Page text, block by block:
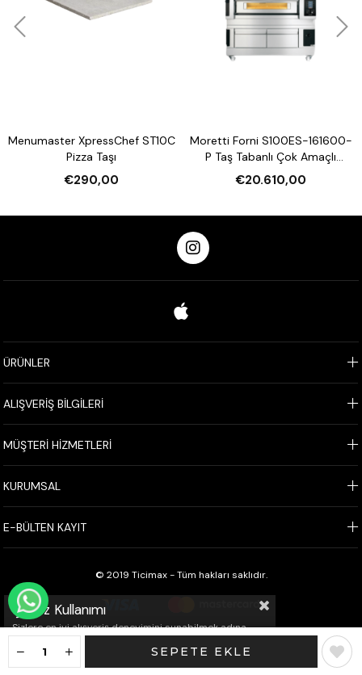
Menumaster XpressChef ST10C
Pizza Taşı
€290,00
Moretti Forni S100ES-161600-
P Taş Tabanlı Çok Amaçlı
Elektrikli Katlı Fırın (Buharlı,
Mayalandırmalı)
€20.610,00
ÜRÜNLER
ALIŞVERİŞ BİLGİLERİ
MÜŞTERİ HİZMETLERİ
KURUMSAL
E-BÜLTEN KAYIT
© 2019 Ticimax - Tüm hakları saklıdır.
Çerez Kullanımı
Sizlere en iyi alışveriş deneyimini sunabilmek adına
bilgi için Kvkk sözleşmesini inceleyebilirsiniz.